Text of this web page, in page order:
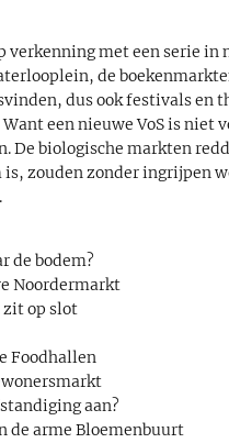
verkenning met een serie in
de
dus ook festivals en
een nieuwe VoS is niet
biologische markten
zouden zonder ingrijpen
de bodem?
Noordermarkt
zit op slot
Foodhallen
aan?
de arme Bloemenbuurt